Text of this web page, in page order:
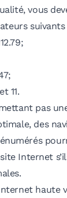
vous
suivants
11.
pas
des
Internet
haute